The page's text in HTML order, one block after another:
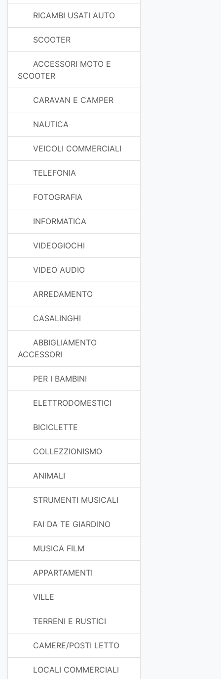
RICAMBI USATI AUTO
SCOOTER
ACCESSORI MOTO E
SCOOTER
CARAVAN E CAMPER
NAUTICA
VEICOLI COMMERCIALI
TELEFONIA
FOTOGRAFIA
INFORMATICA
VIDEOGIOCHI
VIDEO AUDIO
ARREDAMENTO
CASALINGHI
ABBIGLIAMENTO
ACCESSORI
PER I BAMBINI
ELETTRODOMESTICI
BICICLETTE
COLLEZZIONISMO
ANIMALI
STRUMENTI MUSICALI
FAI DA TE GIARDINO
MUSICA FILM
APPARTAMENTI
VILLE
TERRENI E RUSTICI
CAMERE/POSTI LETTO
LOCALI COMMERCIALI